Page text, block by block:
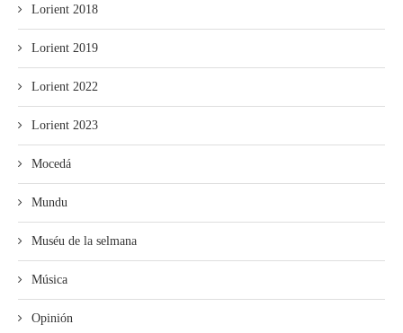
Lorient 2018
Lorient 2019
Lorient 2022
Lorient 2023
Mocedá
Mundu
Muséu de la selmana
Música
Opinión